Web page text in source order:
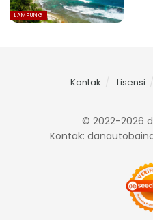
LAMPUNG
Kontak Lisensi
© 2022-2026
Kontak: